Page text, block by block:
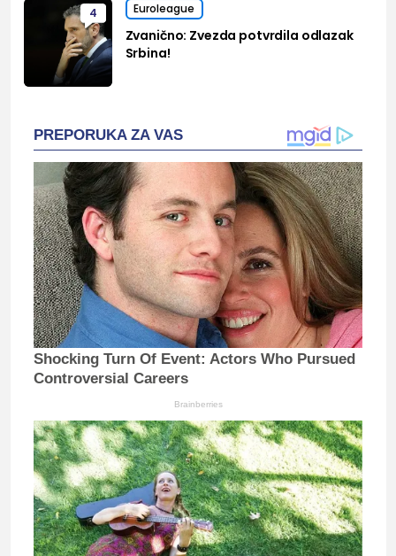
4 Euroleague
Zvanično: Zvezda potvrdila odlazak
Srbina!
PREPORUKA ZA VAS
Shocking Turn Of Event: Actors Who Pursued
Controversial Careers
Brainberries